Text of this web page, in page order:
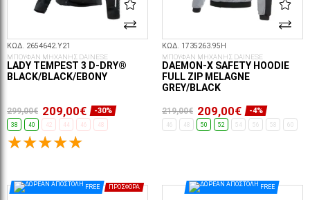
ΚΩΔ. 2654642.Y21
ΜΠΟΥΦΑΝ ΜΗΧΑΝΗΣ DAINESE
LADY TEMPEST 3 D-DRY®
BLACK/BLACK/EBONY
299,00€ 209,00€ -30%
38 40 42 44 46 48
ΚΩΔ. 1735263.95H
ΜΠΟΥΦΑΝ ΜΗΧΑΝΗΣ DAINESE
DAEMON-X SAFETY HOODIE
FULL ZIP MELAGNE
GREY/BLACK
219,00€ 209,00€ -4%
46 48 50 52 54 56 58 60
FREE ΠΡΟΣΦΟΡΆ FREE